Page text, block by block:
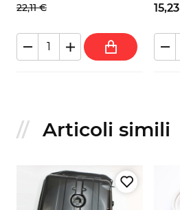
22,11 € 15,23
Articoli simili